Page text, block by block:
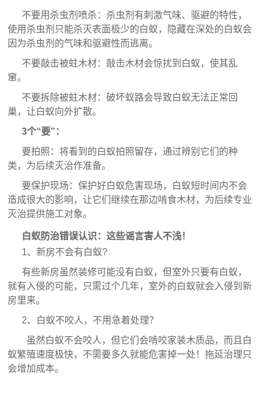
不要用杀虫剂喷杀：杀虫剂有刺激气味、驱避的特性，
使用杀虫剂只能杀灭表面极少的白蚁，隐藏在深处的白蚁会
因为杀虫剂的气味和驱避性而逃离。
不要敲击被蛀木材：敲击木材会惊扰到白蚁，使其乱
窜。
不要拆除被蛀木材：破坏蚁路会导致白蚁无法正常回
巢，让白蚁向外扩散。
3个“要”：
要拍照：将看到的白蚁拍照留存，通过辨别它们的种
类，为后续灭治作准备。
要保护现场：保护好白蚁危害现场，白蚁短时间内不会
造成很大的影响，让它们继续在那边啃食木材，为后续专业
灭治提供施工对象。
白蚁防治错误认识：这些谣言害人不浅！
1、新房不会有白蚁?
有些新房虽然装修可能没有白蚁，但室外只要有白蚁，
就有入侵的可能，只需过个几年，室外的白蚁就会入侵到新
房里来。
2、白蚁不咬人，不用急着处理？
虽然白蚁不会咬人，但它们会啃咬家装木质品，而且白
蚁繁殖速度极快，不需要多久就能危害掉一处！拖延治理只
会增加成本。